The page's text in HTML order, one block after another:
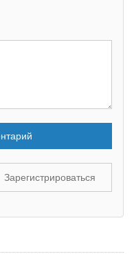
Зарегистрироваться